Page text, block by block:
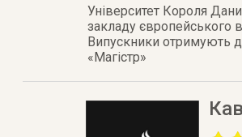
Університет Короля
закладу європейського
Випускники отримують
«Магістр»